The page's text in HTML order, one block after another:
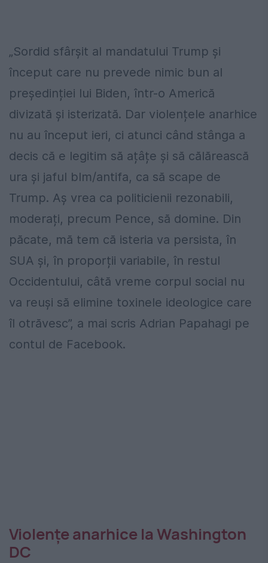
„Sordid sfârșit al mandatului Trump și
început care nu prevede nimic bun al
președinției lui Biden, într-o Americă
divizată și isterizată. Dar violențele anarhice
nu au început ieri, ci atunci când stânga a
decis că e legitim să ațâțe și să călărească
ura și jaful blm/antifa, ca să scape de
Trump. Aș vrea ca politicienii rezonabili,
moderați, precum Pence, să domine. Din
păcate, mă tem că isteria va persista, în
SUA și, în proporții variabile, în restul
Occidentului, câtă vreme corpul social nu
va reuși să elimine toxinele ideologice care
îl otrăvesc”, a mai scris Adrian Papahagi pe
contul de Facebook.
Violențe anarhice la Washington
DC